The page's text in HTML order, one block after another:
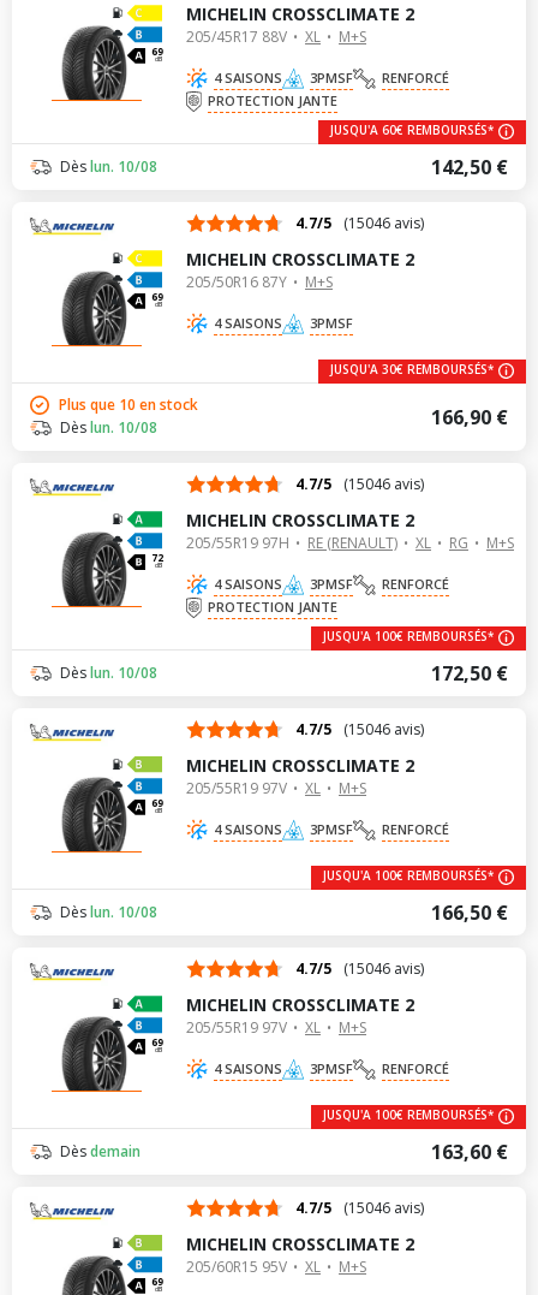
69
dB
MICHELIN CROSSCLIMATE 2
205/45R17 88V XL M+S
4 SAISONS 3PMSF
RENFORCÉ
PROTECTION JANTE
142,50 €
Dèslun. 10/08
JUSQU'A 60€ REMBOURSÉS*
69
dB
4.7/5 (15046 avis)
MICHELIN CROSSCLIMATE 2
205/50R16 87Y M+S
4 SAISONS 3PMSF
166,90 €
Plus que 10 en stock
Dèslun. 10/08
JUSQU'A 30€ REMBOURSÉS*
72
dB
4.7/5 (15046 avis)
MICHELIN CROSSCLIMATE 2
205/55R19 97H RE (RENAULT) XL RG M+S
4 SAISONS 3PMSF
RENFORCÉ
PROTECTION JANTE
172,50 €
Dèslun. 10/08
JUSQU'A 100€ REMBOURSÉS*
69
dB
4.7/5 (15046 avis)
MICHELIN CROSSCLIMATE 2
205/55R19 97V XL M+S
4 SAISONS 3PMSF RENFORCÉ
166,50 €
Dèslun. 10/08
JUSQU'A 100€ REMBOURSÉS*
69
dB
4.7/5 (15046 avis)
MICHELIN CROSSCLIMATE 2
205/55R19 97V XL M+S
4 SAISONS 3PMSF RENFORCÉ
163,60 €
Dèsdemain
JUSQU'A 100€ REMBOURSÉS*
69
dB
4.7/5 (15046 avis)
MICHELIN CROSSCLIMATE 2
205/60R15 95V XL M+S